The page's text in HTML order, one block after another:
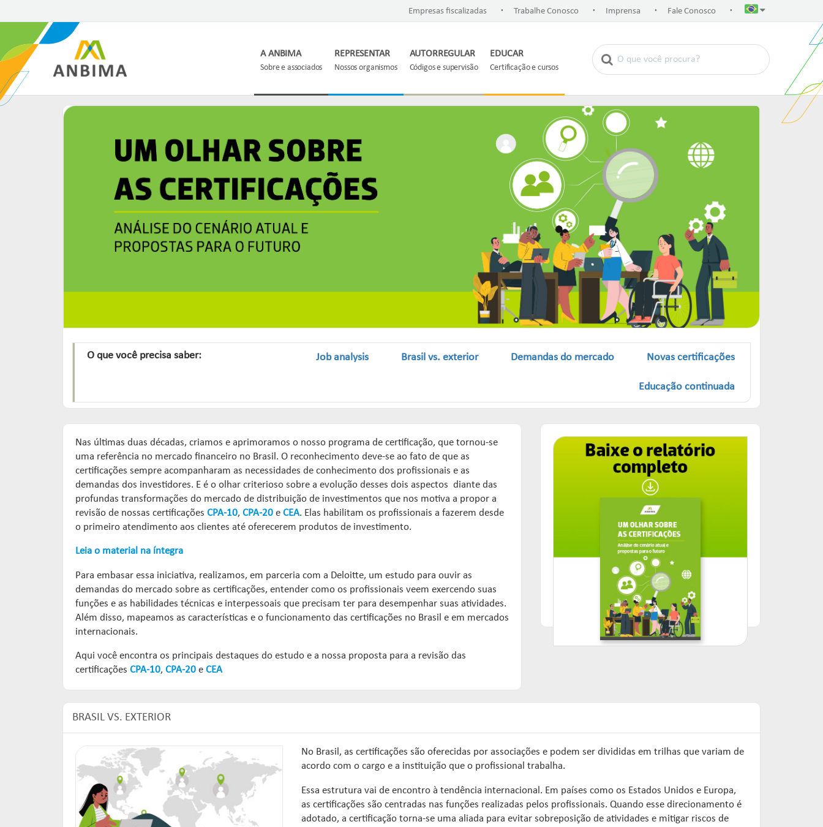
Empresas fiscalizadas . Trabalhe Conosco . Imprensa . Fale Conosco .
A ANBIMA
Sobre e associados
REPRESENTAR
Nossos organismos
AUTORREGULAR
Códigos e supervisão
EDUCAR
Certificação e cursos
O que você precisa saber: Job analysis Brasil vs. exterior Demandas do mercado Novas certificações
Educação continuada
Nas últimas duas décadas, criamos e aprimoramos o nosso programa de certificação, que tornou-se
uma referência no mercado financeiro no Brasil. O reconhecimento deve-se ao fato de que as
certificações sempre acompanharam as necessidades de conhecimento dos profissionais e as
demandas dos investidores. E é o olhar criterioso sobre a evolução desses dois aspectos diante das
profundas transformações do mercado de distribuição de investimentos que nos motiva a propor a
revisão de nossas certificações CPA-10, CPA-20 e CEA. Elas habilitam os profissionais a fazerem desde
o primeiro atendimento aos clientes até oferecerem produtos de investimento.
Leia o material na íntegra
Para embasar essa iniciativa, realizamos, em parceria com a Deloitte, um estudo para ouvir as
demandas do mercado sobre as certificações, entender como os profissionais veem exercendo suas
funções e as habilidades técnicas e interpessoais que precisam ter para desempenhar suas atividades.
Além disso, mapeamos as características e o funcionamento das certificações no Brasil e em mercados
internacionais.
Aqui você encontra os principais destaques do estudo e a nossa proposta para a revisão das
certificações CPA-10, CPA-20 e CEA
BRASIL VS. EXTERIOR
No Brasil, as certificações são oferecidas por associações e podem ser divididas em trilhas que variam de
acordo com o cargo e a instituição que o profissional trabalha.
Essa estrutura vai de encontro à tendência internacional. Em países como os Estados Unidos e Europa,
as certificações são centradas nas funções realizadas pelos profissionais. Quando esse direcionamento é
adotado, a certificação torna-se uma aliada para evitar sobreposição de atividades e mitigar riscos de